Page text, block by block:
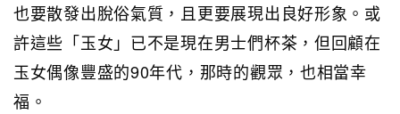
也要散發出脫俗氣質，且更要展現出良好形象。或
許這些「玉女」已不是現在男士們杯茶，但回顧在
玉女偶像豐盛的90年代，那時的觀眾，也相當幸
福。